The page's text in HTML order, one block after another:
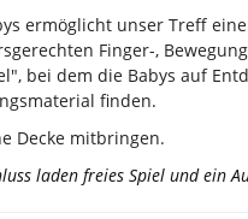
ermöglicht unser Treff
Finger-,
bei dem die Babys auf
finden.
Decke mitbringen.
laden freies Spiel und ein